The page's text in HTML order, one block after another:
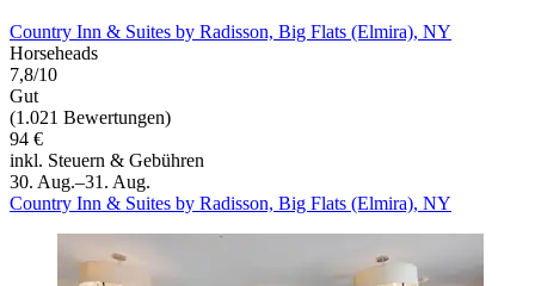
Country Inn & Suites by Radisson, Big Flats (Elmira), NY
Horseheads
7,8/10
Gut
(1.021 Bewertungen)
94 €
inkl. Steuern & Gebühren
30. Aug.–31. Aug.
Country Inn & Suites by Radisson, Big Flats (Elmira), NY